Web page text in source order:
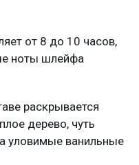
от 8 до 10 часов,
ноты шлейфа
раскрывается
дерево, чуть
уловимые ванильные